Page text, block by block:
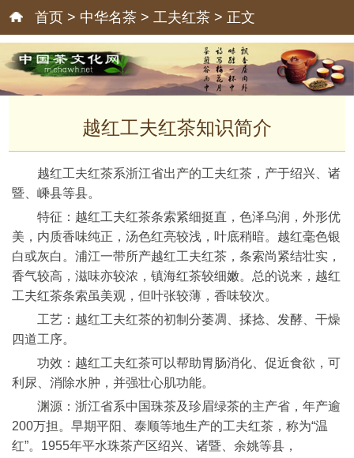
首页 > 中华名茶 > 工夫红茶 > 正文
越红工夫红茶知识简介
越红工夫红茶系浙江省出产的工夫红茶，产于绍兴、诸
暨、嵊县等县。
特征：越红工夫红茶条索紧细挺直，色泽乌润，外形优
美，内质香味纯正，汤色红亮较浅，叶底稍暗。越红毫色银
白或灰白。浦江一带所产越红工夫红茶，条索尚紧结壮实，
香气较高，滋味亦较浓，镇海红茶较细嫩。总的说来，越红
工夫红茶条索虽美观，但叶张较薄，香味较次。
工艺：越红工夫红茶的初制分萎凋、揉捻、发酵、干燥
四道工序。
功效：越红工夫红茶可以帮助胃肠消化、促近食欲，可
利尿、消除水肿，并强壮心肌功能。
渊源：浙江省系中国珠茶及珍眉绿茶的主产省，年产逾
200万担。早期平阳、泰顺等地生产的工夫红茶，称为“温
红”。1955年平水珠茶产区绍兴、诸暨、余姚等县，